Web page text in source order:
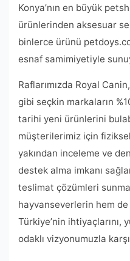
Konya’nın en büyük
ürünlerinden aksesuar
binlerce ürünü
esnaf samimiyetiyle
Raflarımızda Royal
gibi seçkin markaların
tarihi yeni ürünlerini
müşterilerimiz için
yakından inceleme ve
destek alma imkanı
teslimat çözümleri
hayvanseverlerin hem
Türkiye’nin
odaklı vizyonumuzla